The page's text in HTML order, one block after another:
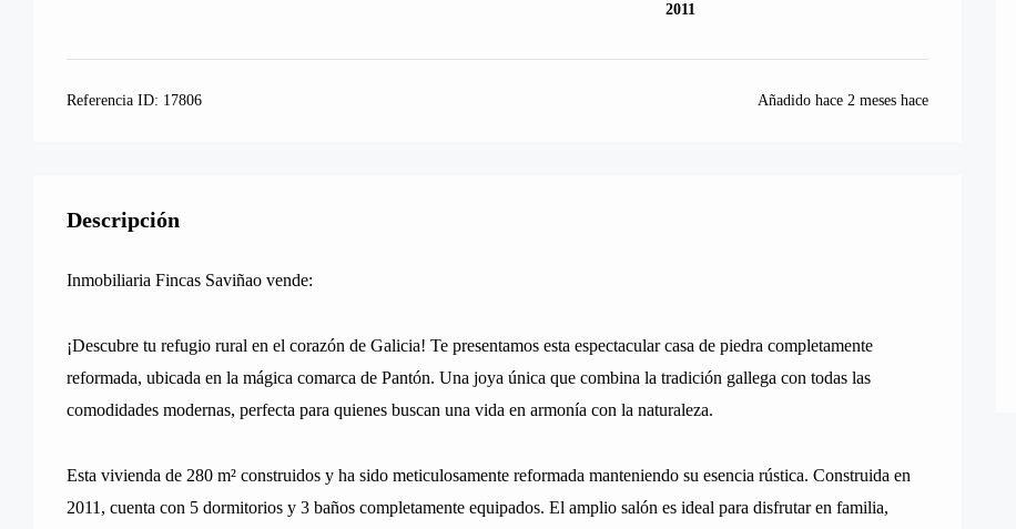
2011
Referencia ID: 17806 Añadido hace 2 meses hace
Descripción
Inmobiliaria Fincas Saviñao vende:
¡Descubre tu refugio rural en el corazón de Galicia! Te presentamos esta espectacular casa de piedra completamente
reformada, ubicada en la mágica comarca de Pantón. Una joya única que combina la tradición gallega con todas las
comodidades modernas, perfecta para quienes buscan una vida en armonía con la naturaleza.
Esta vivienda de 280 m² construidos y ha sido meticulosamente reformada manteniendo su esencia rústica. Construida en
2011, cuenta con 5 dormitorios y 3 baños completamente equipados. El amplio salón es ideal para disfrutar en familia,